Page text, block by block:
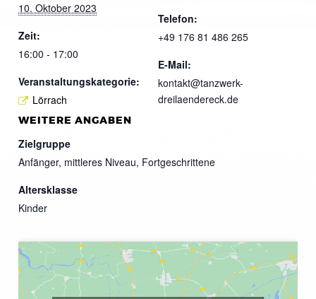
10. Oktober 2023
Zeit:
16:00 - 17:00
Veranstaltungskategorie:
Lörrach
Telefon:
+49 176 81 486 265
E-Mail:
kontakt@tanzwerk-
dreilaendereck.de
WEITERE ANGABEN
Zielgruppe
Anfänger, mittleres Niveau, Fortgeschrittene
Altersklasse
Kinder